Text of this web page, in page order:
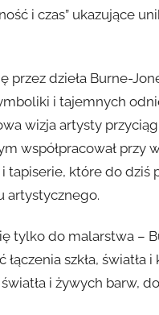
i czas” ukazujące
dzieła Burne-
i tajemnych
wizja artysty
współpracował przy
tapiserie, które do dziś
artystycznego.
tylko do malarstwa –
szkła, światła
i żywych barw,